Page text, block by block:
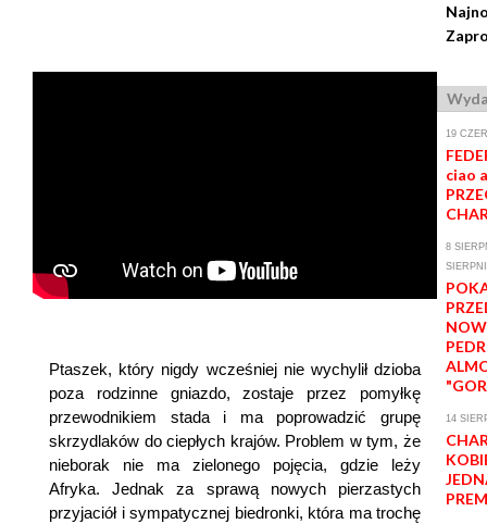
Ptaszek, który nigdy wcześniej nie wychylił dzioba
poza rodzinne gniazdo, zostaje przez pomyłkę
przewodnikiem stada i ma poprowadzić grupę
skrzydlaków do ciepłych krajów. Problem w tym, że
nieborak nie ma zielonego pojęcia, gdzie leży
Afryka. Jednak za sprawą nowych pierzastych
przyjaciół i sympatycznej biedronki, która ma trochę
19
ciao
8
14